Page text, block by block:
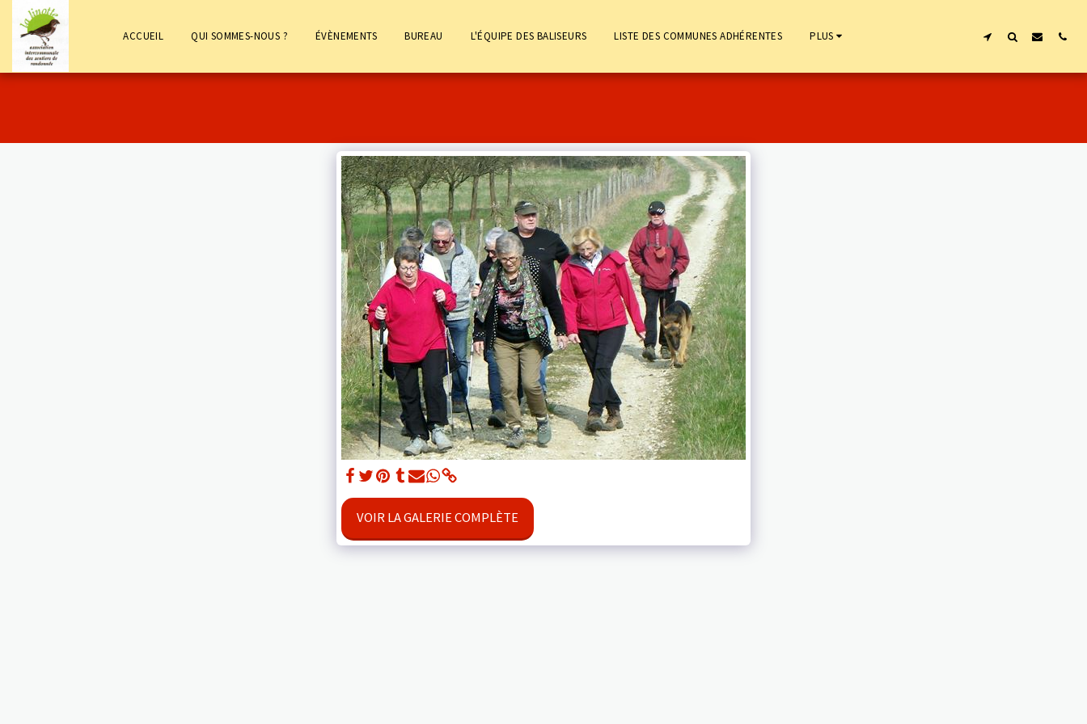
ACCUEIL QUI SOMMES-NOUS ? ÉVÈNEMENTS BUREAU L'ÉQUIPE DES BALISEURS LISTE DES COMMUNES ADHÉRENTES PLUS
VOIR LA GALERIE COMPLÈTE